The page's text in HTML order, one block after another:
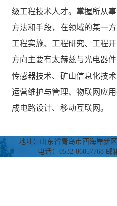
级工程技术人才。掌握所从
方法和手段，在领域的某一
工程实施、工程研究、工程
方向主要有太赫兹与光电器
传感器技术、矿山信息化技
运营维护与管理、物联网应
成电路设计、移动互联网。
地址：山东省青岛市西海岸新
电话：0532-86057768 邮